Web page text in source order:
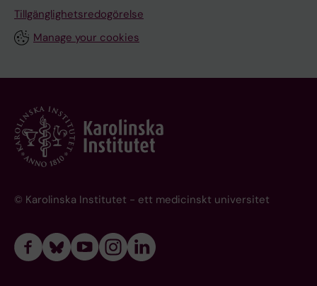
Tillgänglighetsredogörelse
Manage your cookies
© Karolinska Institutet - ett medicinskt universitet